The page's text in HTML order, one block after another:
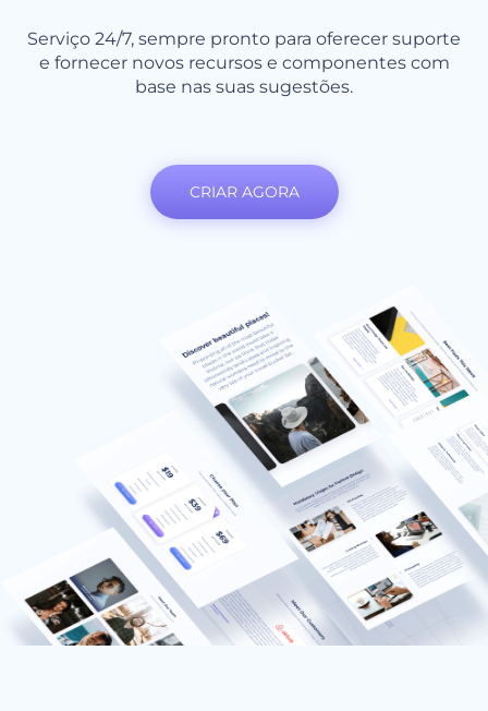
Serviço 24/7, sempre pronto para oferecer suporte
e fornecer novos recursos e componentes com
base nas suas sugestões.
CRIAR AGORA